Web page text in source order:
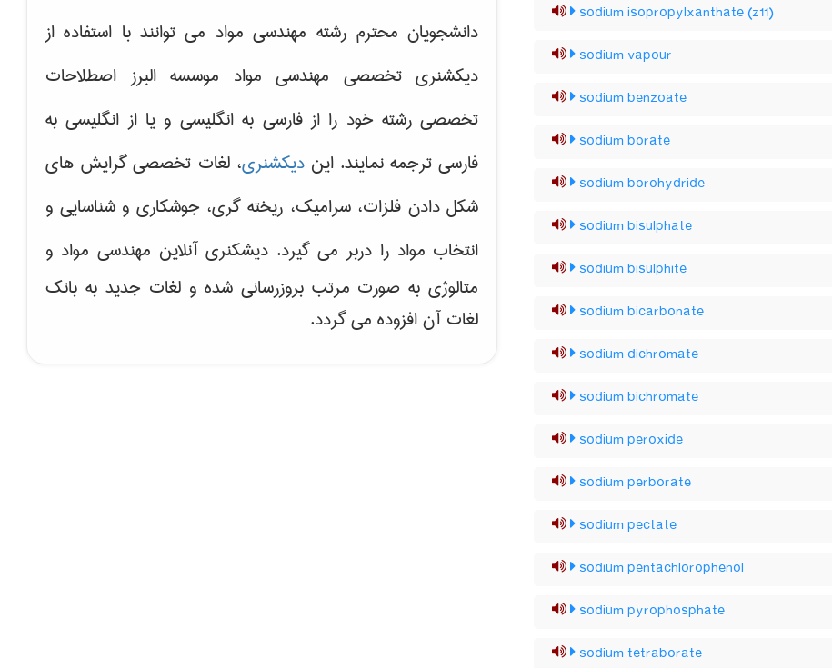
sodium isopropylxanthate (z11)
sodium vapour
sodium benzoate
sodium borate
sodium borohydride
sodium bisulphate
sodium bisulphite
sodium bicarbonate
sodium dichromate
sodium bichromate
sodium peroxide
sodium perborate
sodium pectate
sodium pentachlorophenol
sodium pyrophosphate
sodium tetraborate
دانشجویان محترم رشته مهندسی مواد می توانند با استفاده از
دیکشنری تخصصی مهندسی مواد موسسه البرز اصطلاحات
تخصصی رشته خود را از فارسی به انگلیسی و یا از انگلیسی به
فارسی ترجمه نمایند. ایندیکشنری، لغات تخصصی گرایش های
شکل دادن فلزات، سرامیک، ریخته گری، جوشکاری و شناسایی و
انتخاب مواد را دربر می گیرد. دیشکنری آنلاین مهندسی مواد و
متالوژی به صورت مرتب بروزرسانی شده و لغات جدید به بانک
لغات آن افزوده می گردد.